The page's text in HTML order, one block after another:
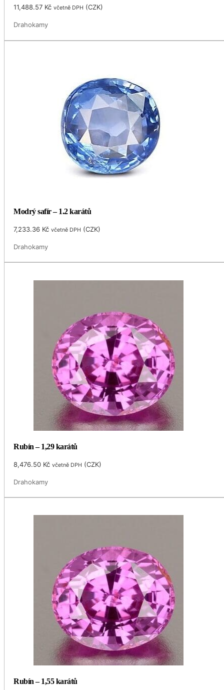
11,488.57 Kč včetně DPH (CZK)
Drahokamy
Modrý safír – 1.2 karátů
7,233.36 Kč včetně DPH (CZK)
Drahokamy
Rubín – 1,29 karátů
8,476.50 Kč včetně DPH (CZK)
Drahokamy
Rubín – 1,55 karátů